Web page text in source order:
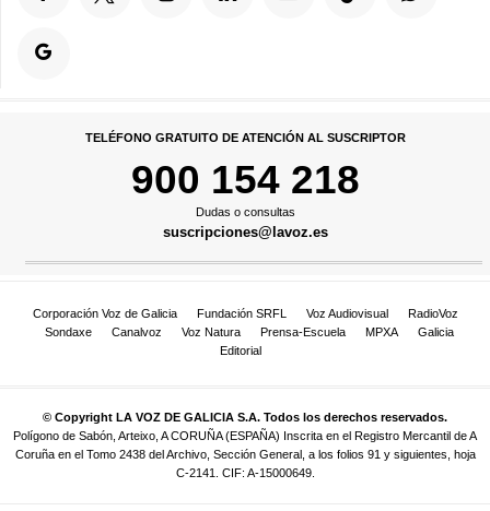
TELÉFONO GRATUITO DE ATENCIÓN AL SUSCRIPTOR
900 154 218
Dudas o consultas
suscripciones@lavoz.es
Corporación Voz de Galicia Fundación SRFL Voz Audiovisual
RadioVoz
Sondaxe
Canalvoz Voz Natura Prensa-Escuela MPXA
Galicia
Editorial
© Copyright LA VOZ DE GALICIA S.A. Todos los derechos reservados.
Polígono de Sabón, Arteixo, A CORUÑA (ESPAÑA) Inscrita en el Registro Mercantil de A
Coruña en el Tomo 2438 del Archivo, Sección General, a los folios 91 y siguientes, hoja
C-2141. CIF: A-15000649.